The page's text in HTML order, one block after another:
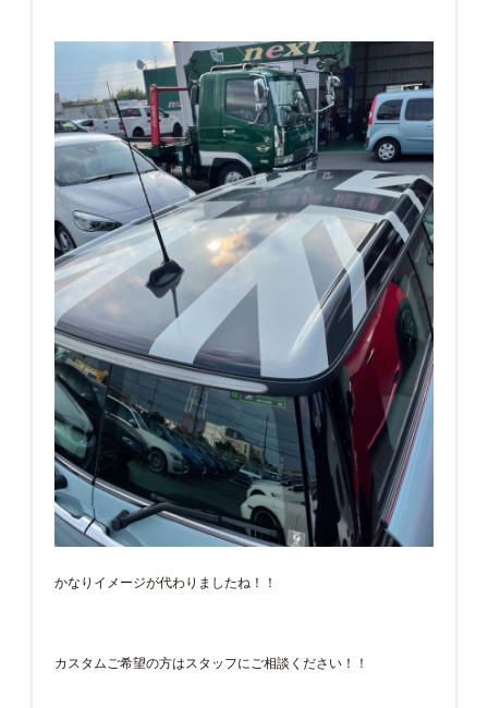
かなりイメージが代わりましたね！！
カスタムご希望の方はスタッフにご相談ください！！